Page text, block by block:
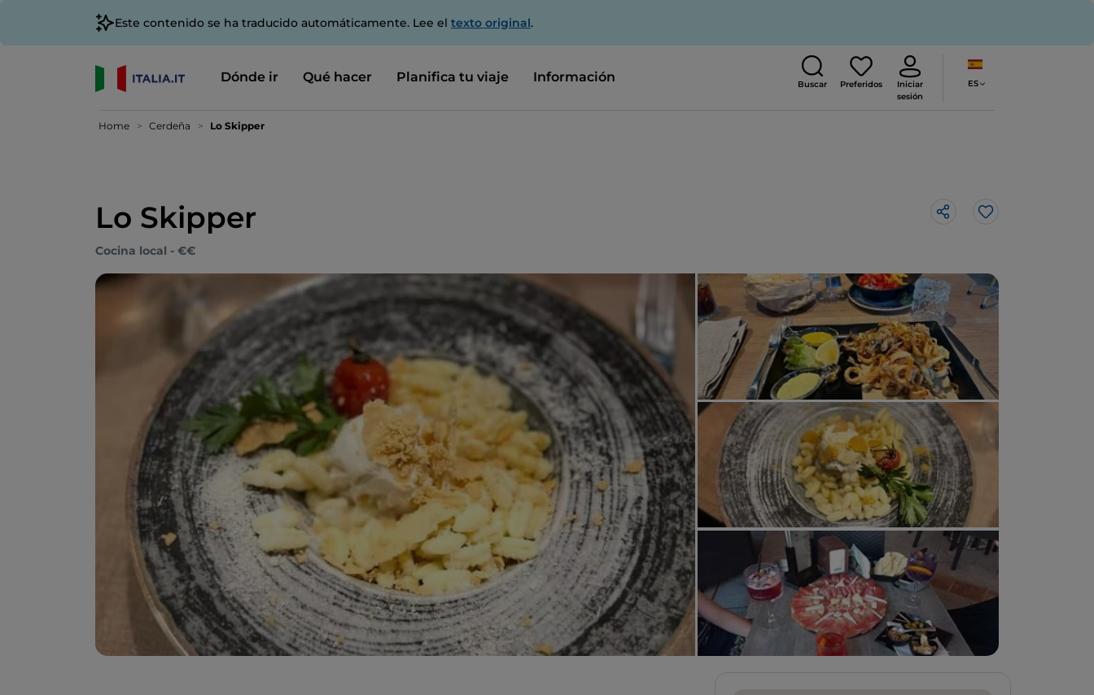
Este contenido se ha traducido automáticamente. Lee el texto original.
Dónde ir Qué hacer Planifica tu viaje Información Buscar Preferidos
Iniciar
sesión
ES
Home Cerdeña Lo Skipper
Lo Skipper Me gusta
Cocina local - €€